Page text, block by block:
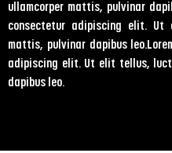
ullamcorper mattis, pulvinar
consectetur adipiscing elit. Ut
mattis, pulvinar dapibus
adipiscing elit. Ut elit tellus,
dapibus leo.